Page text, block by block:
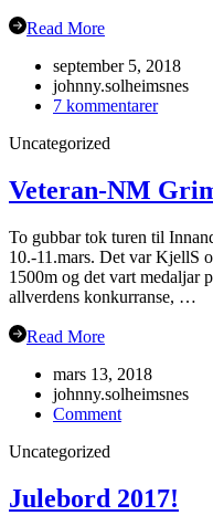
Read More
september 5, 2018
johnny.solheimsnes
7 kommentarertil
Uncategorized
Veteran-NM
To gubbar tok turen til
10.-11.mars. Det var KjellS
1500m og det vart medaljar
allverdens konkurranse, …
Read More
mars 13, 2018
johnny.solheimsnes
Commenton
Uncategorized
Julebord 2017!